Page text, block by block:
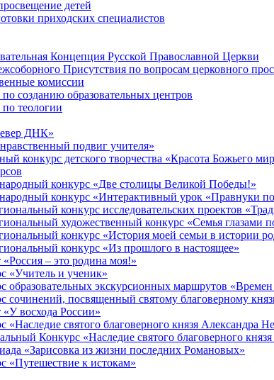
детей
приходских специалистов
Концепция Русской Православной Церкви
Присутствия по вопросам церковного
комиссии
созданию образовательных центров
теологии
ДНК»
подвиг учителя»
конкурс детского творчества «Красота Божьего
конкурс «Две столицы Великой Победы!»
конкурс «Интерактивный урок «Правнуки
конкурс исследовательских проектов
художественный конкурс «Семья глазами
конкурс «История моей семьи в истории
конкурс «Из прошлого в настоящее»
– это родина моя!»
«Учитель и ученик»
образовательных экскурсионных маршрутов
сочинений, посвященный святому благоверному
восхода России»
«Наследие святого благоверного князя Александра
Конкурс «Наследие святого благоверного
«Зарисовка из жизни последних Романовых»
«Путешествие к истокам»